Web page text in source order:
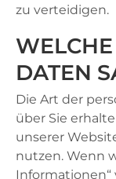
zu verteidigen.
DATEN
Die Art der
über Sie
unserer
nutzen. Wenn
Informationen“